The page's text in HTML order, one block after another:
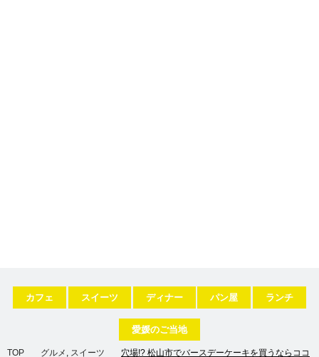
カフェ スイーツ ディナー パン屋 ランチ
愛媛のご当地
TOP グルメ , スイーツ 穴場!? 松山市でバースデーケーキを買うならココ